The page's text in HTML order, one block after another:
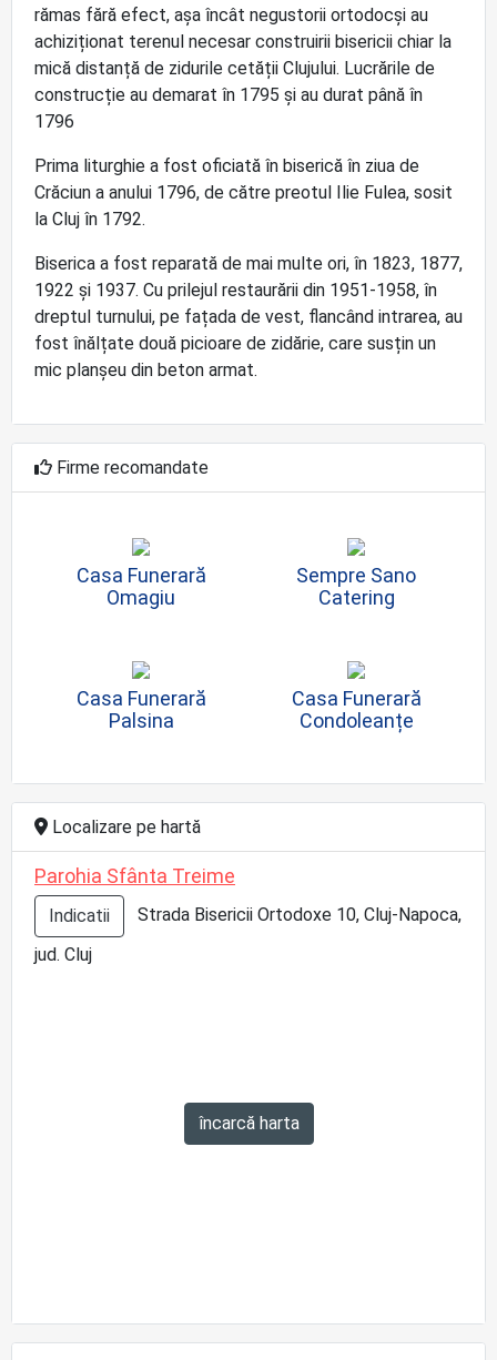
rămas fără efect, așa încât negustorii ortodocși au
achiziționat terenul necesar construirii bisericii chiar la
mică distanță de zidurile cetății Clujului. Lucrările de
construcție au demarat în 1795 și au durat până în
1796
Prima liturghie a fost oficiată în biserică în ziua de
Crăciun a anului 1796, de către preotul Ilie Fulea, sosit
la Cluj în 1792.
Biserica a fost reparată de mai multe ori, în 1823, 1877,
1922 și 1937. Cu prilejul restaurării din 1951-1958, în
dreptul turnului, pe fațada de vest, flancând intrarea, au
fost înălțate două picioare de zidărie, care susțin un
mic planșeu din beton armat.
Firme recomandate
Casa Funerară
Omagiu
Sempre Sano
Catering
Casa Funerară
Palsina
Casa Funerară
Condoleanțe
Localizare pe hartă
Parohia Sfânta Treime
Indicatii
Strada Bisericii Ortodoxe 10, Cluj-Napoca,
jud. Cluj
încarcă harta